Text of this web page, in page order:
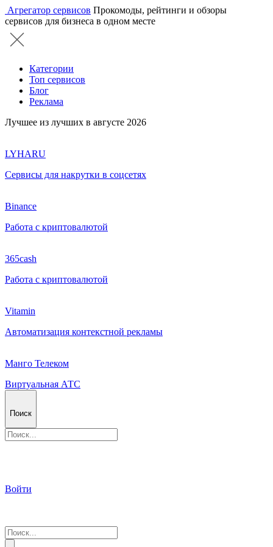
Агрегатор сервисов Прокомоды, рейтинги и обзоры
сервисов для бизнеса в одном месте
Категории
Топ сервисов
Блог
Реклама
Лучшее из лучших в августе 2026
LYHARU
Сервисы для накрутки в соцсетях
Binance
Работа с криптовалютой
365cash
Работа с криптовалютой
Vitamin
Автоматизация контекстной рекламы
Манго Телеком
Виртуальная АТС
Поиск
Войти